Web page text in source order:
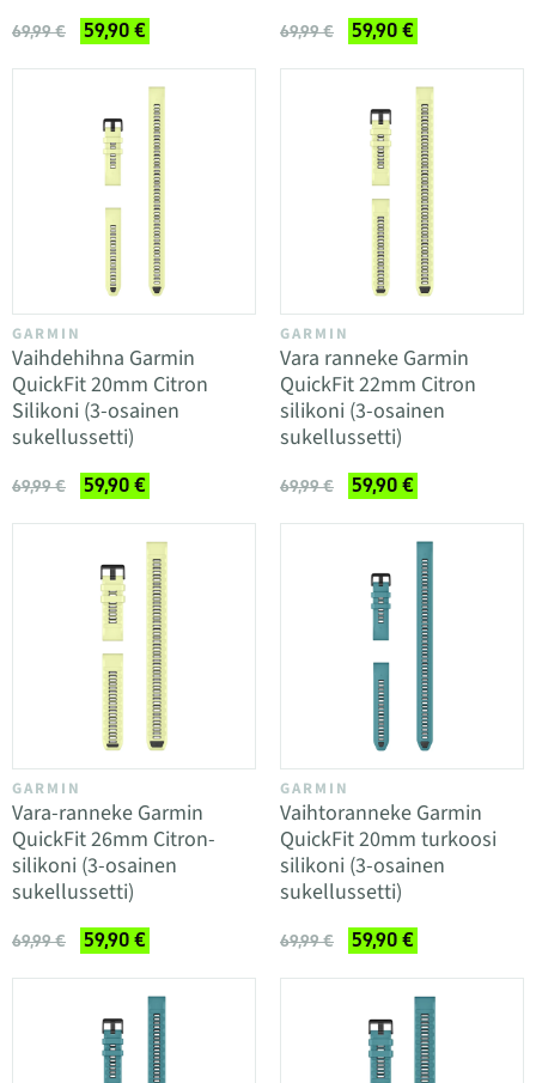
69,99 € 59,90 € 69,99 € 59,90 €
GARMIN
Vaihdehihna Garmin
QuickFit 20mm Citron
Silikoni (3-osainen
sukellussetti)
69,99 € 59,90 €
GARMIN
Vara ranneke Garmin
QuickFit 22mm Citron
silikoni (3-osainen
sukellussetti)
69,99 € 59,90 €
GARMIN
Vara-ranneke Garmin
QuickFit 26mm Citron-
silikoni (3-osainen
sukellussetti)
69,99 € 59,90 €
GARMIN
Vaihtoranneke Garmin
QuickFit 20mm turkoosi
silikoni (3-osainen
sukellussetti)
69,99 € 59,90 €